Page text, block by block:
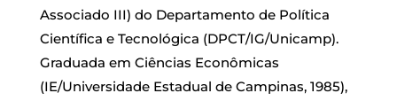
Associado III) do Departamento de Política
Científica e Tecnológica (DPCT/IG/Unicamp).
Graduada em Ciências Econômicas
(IE/Universidade Estadual de Campinas, 1985),